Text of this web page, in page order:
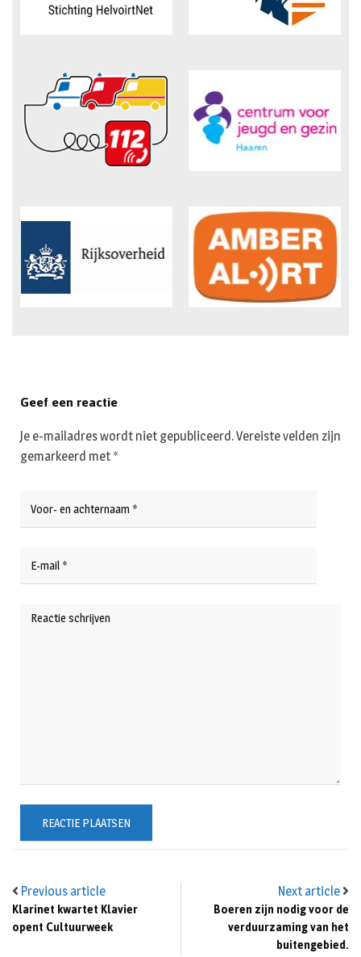
Previous article
Klarinet kwartet Klavier
opent Cultuurweek
Next article
Boeren zijn nodig voor de
verduurzaming van het
buitengebied.
Geef een reactie
Je e-mailadres wordt niet gepubliceerd.Vereiste velden zijn
gemarkeerd met *